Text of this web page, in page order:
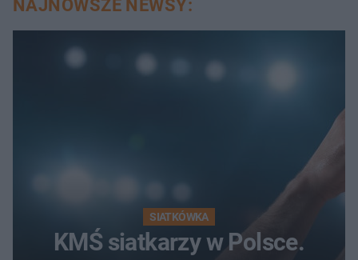
NAJNOWSZE NEWSY:
SIATKÓWKA
KMŚ siatkarzy w Polsce.